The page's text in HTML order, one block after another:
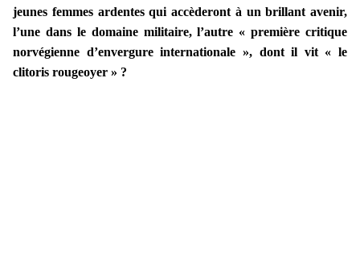
jeunes femmes ardentes qui accèderont à un brillant avenir,
l’une dans le domaine militaire, l’autre « première critique
norvégienne d’envergure internationale », dont il vit « le
clitoris rougeoyer » ?